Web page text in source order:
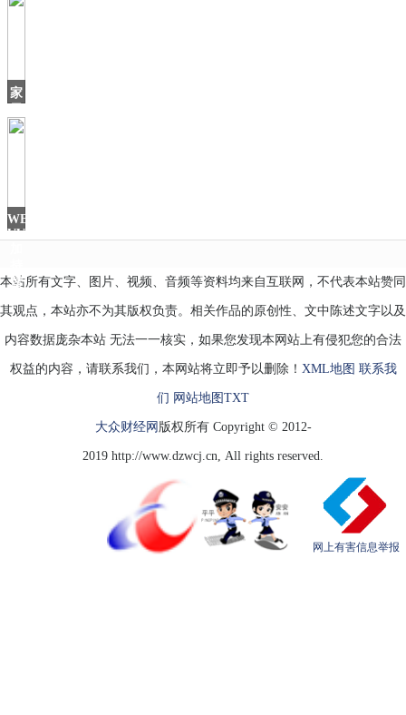
些
好
家
出
么
办？
WEY
VV5
智
本站所有文字、图片、视频、音频等资料均来自互联网，不代表本站赞同
其观点，本站亦不为其版权负责。相关作品的原创性、文中陈述文字以及
内容数据庞杂本站 无法一一核实，如果您发现本网站上有侵犯您的合法
权益的内容，请联系我们，本网站将立即予以删除！ XML地图 联系我
们 网站地图 TXT
大众财经网 版权所有 Copyright © 2012-
2019 http://www.dzwcj.cn, All rights reserved.
网上有害信息举报